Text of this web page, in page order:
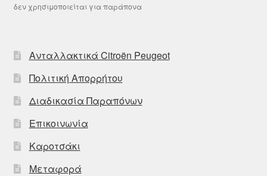
δεν χρησιμοποιείται για παράπονα
Ανταλλακτικά Citroën Peugeot
Πολιτική Απορρήτου
Διαδικασία Παραπόνων
Επικοινωνία
Καροτσάκι
Μεταφορά